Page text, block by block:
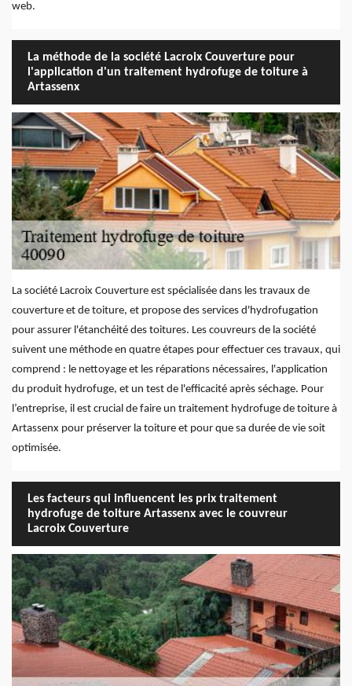
web.
La méthode de la société Lacroix Couverture pour
l'application d'un traitement hydrofuge de toiture à
Artassenx
La société Lacroix Couverture est spécialisée dans les travaux de
couverture et de toiture, et propose des services d'hydrofugation
pour assurer l'étanchéité des toitures. Les couvreurs de la société
suivent une méthode en quatre étapes pour effectuer ces travaux, qui
comprend : le nettoyage et les réparations nécessaires, l'application
du produit hydrofuge, et un test de l'efficacité après séchage. Pour
l’entreprise, il est crucial de faire un traitement hydrofuge de toiture à
Artassenx pour préserver la toiture et pour que sa durée de vie soit
optimisée.
Les facteurs qui influencent les prix traitement
hydrofuge de toiture Artassenx avec le couvreur
Lacroix Couverture